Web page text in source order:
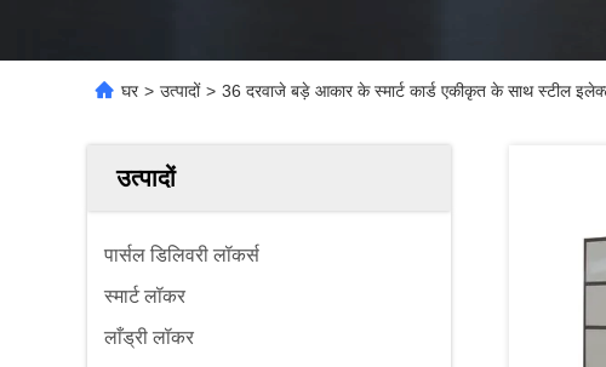
घर > उत्पादों > 36 दरवाजे बड़े आकार के स्मार्ट कार्ड एकीकृत के साथ स्टील
उत्पादों
पार्सल डिलिवरी लॉकर्स
स्मार्ट लॉकर
लाँड्री लॉकर